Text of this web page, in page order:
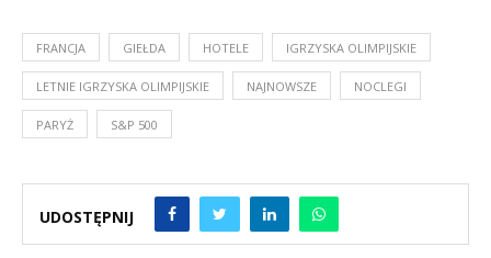
FRANCJA GIEŁDA HOTELE IGRZYSKA OLIMPIJSKIE
LETNIE IGRZYSKA OLIMPIJSKIE NAJNOWSZE NOCLEGI
PARYŻ S&P 500
UDOSTĘPNIJ